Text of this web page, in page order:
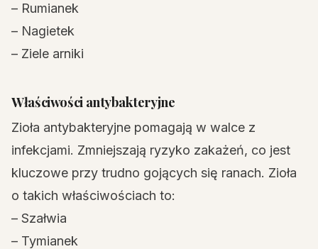
– Rumianek
– Nagietek
– Ziele arniki
Właściwości antybakteryjne
Zioła antybakteryjne pomagają w walce z
infekcjami. Zmniejszają ryzyko zakażeń, co jest
kluczowe przy trudno gojących się ranach. Zioła
o takich właściwościach to:
– Szałwia
– Tymianek